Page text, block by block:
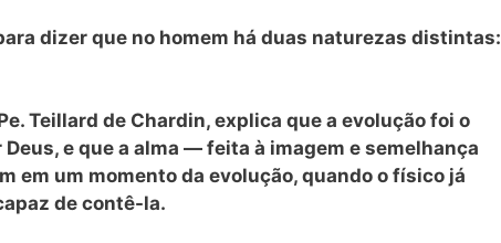
dizer que no homem há duas naturezas distintas:
Teillard de Chardin, explica que a evolução foi o
e que a alma — feita à imagem e semelhança
em um momento da evolução, quando o físico já
de contê-la.